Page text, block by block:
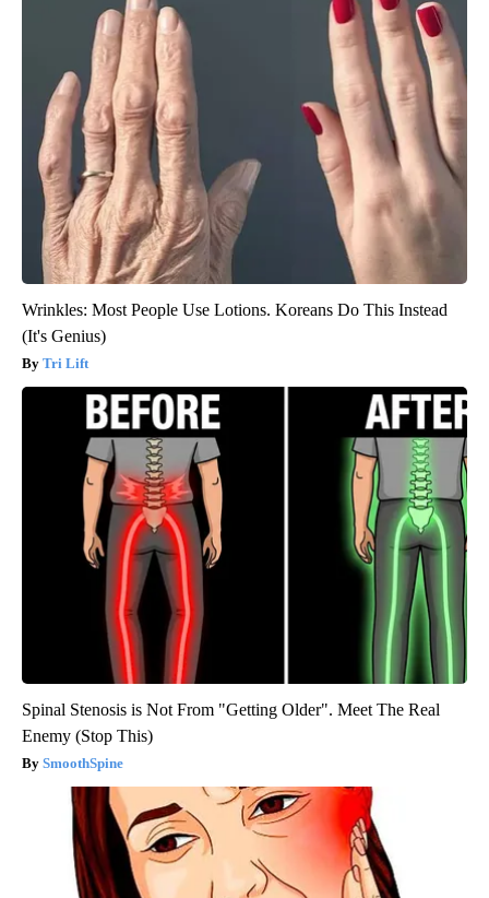
Wrinkles: Most People Use Lotions. Koreans Do This Instead
(It's Genius)
Tri Lift
Spinal Stenosis is Not From "Getting Older". Meet The Real
Enemy (Stop This)
SmoothSpine